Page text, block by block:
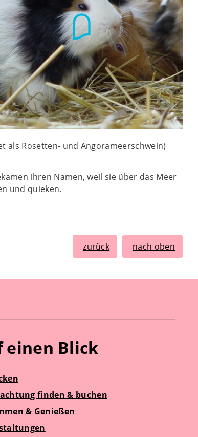
als Rosetten- und Angorameerschwein)
ihren Namen, weil sie über das Meer
und quieken.
zurück nach oben
einen Blick
finden & buchen
& Genießen